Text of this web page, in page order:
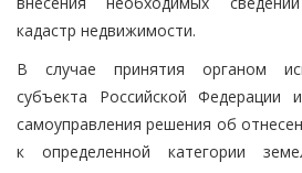
кадастр недвижимости.
В случае принятия органом
субъекта Российской Федерации
самоуправления решения об
к определенной категории